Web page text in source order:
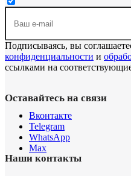
Подписываясь, вы
конфиденциальности и
ссылками на
Оставайтесь на связи
Вконтакте
Telegram
WhatsApp
Max
Наши контакты